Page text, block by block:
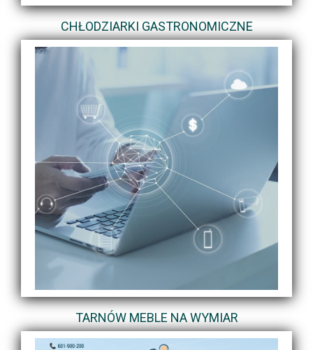
CHŁODZIARKI GASTRONOMICZNE
TARNÓW MEBLE NA WYMIAR